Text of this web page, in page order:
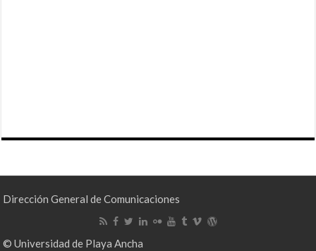
Dirección General de Comunicaciones
© Universidad de Playa Ancha